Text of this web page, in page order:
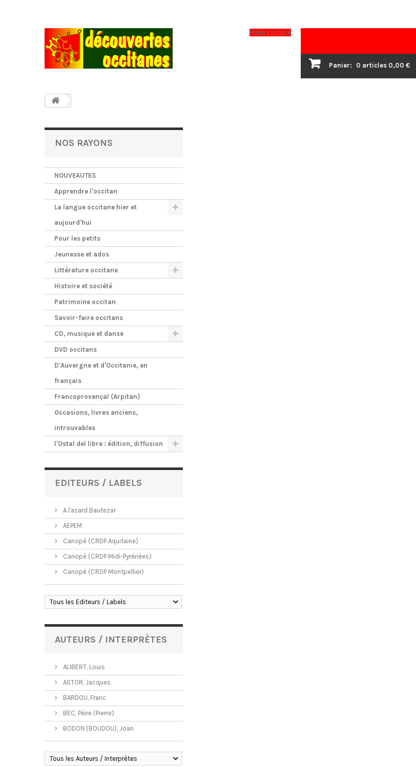
Panier: 0 articles 0,00 €
Votre compte
NOS RAYONS
NOUVEAUTES
Apprendre l'occitan
La langue occitane hier et
aujourd'hui
Pour les petits
Jeunesse et ados
Littérature occitane
Histoire et société
Patrimoine occitan
Savoir-faire occitans
CD, musique et danse
DVD occitans
D'Auvergne et d'Occitanie, en
français
Francoprovençal (Arpitan)
Occasions, livres anciens,
introuvables
l'Ostal del libre : édition, diffusion
EDITEURS / LABELS
A l'asard Bautezar
AEPEM
Canopé (CRDP Aquitaine)
Canopé (CRDP Midi-Pyrénées)
Canopé (CRDP Montpellier)
Tous les Editeurs / Labels
AUTEURS / INTERPRÈTES
ALIBERT, Louis
ASTOR, Jacques
BARDOU, Franc
BEC, Pèire (Pierre)
BODON (BOUDOU), Joan
Tous les Auteurs / Interprètes